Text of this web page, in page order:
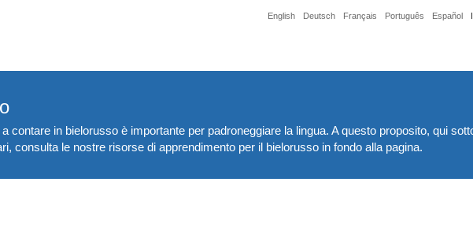
English Deutsch Français Português Español
contare in bielorusso è importante per padroneggiare la lingua. A questo proposito, qui
consulta le nostre risorse di apprendimento per il bielorusso in fondo alla pagina.